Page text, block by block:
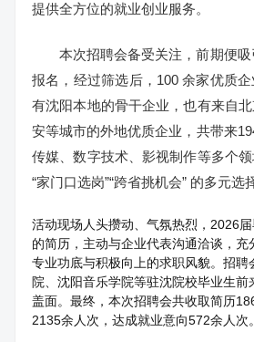
提供全方位的就业创业服务。
本次招聘会备受关注，前期便
报名，经过筛选后，100 余家优质
有沈阳本地的骨干企业，也有来自
安等城市的外地优质企业，共带来
传媒、数字技术、影视制作等多个
“家门口选岗”“跨省挑机会” 的多元选
活动现场人头攒动、气氛热烈，2026
的简历，主动与企业代表沟通洽谈，充
专业功底与积极向上的求职风貌。招聘
院、沈阳音乐学院等驻沈院校毕业生
盖面。最终，本次招聘会共收取简历
2135余人次，达成就业意向572余人次。